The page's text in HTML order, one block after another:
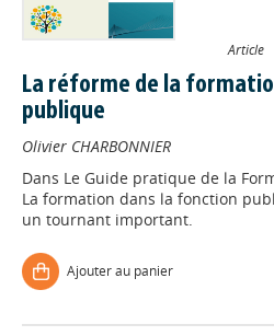
Article
La réforme de la
publique
Olivier CHARBONNIER
Dans Le Guide pratique de la
La formation dans la fonction
un tournant important.
Ajouter au panier